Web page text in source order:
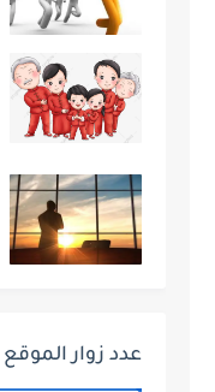
عدد زوار